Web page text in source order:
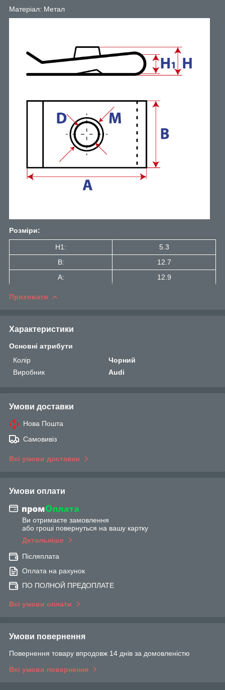
Матеріал: Метал
Розміри:
H1:
5.3
B:
12.7
A:
12.9
Приховати
Характеристики
Основні атрибути
Колір
Чорний
Виробник
Audi
Умови доставки
Нова Пошта
Самовивіз
Всі умови доставки
Умови оплати
Ви отримаєте замовлення
або гроші повернуться на вашу картку
Детальніше
Післяплата
Оплата на рахунок
ПО ПОЛНОЙ ПРЕДОПЛАТЕ
Всі умови оплати
Умови повернення
Повернення товару впродовж 14 днів за домовленістю
Всі умови повернення